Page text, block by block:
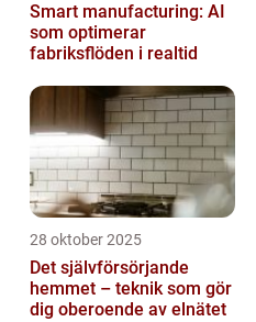
Smart manufacturing: AI
som optimerar
fabriksflöden i realtid
28 oktober 2025
Det självförsörjande
hemmet – teknik som gör
dig oberoende av elnätet